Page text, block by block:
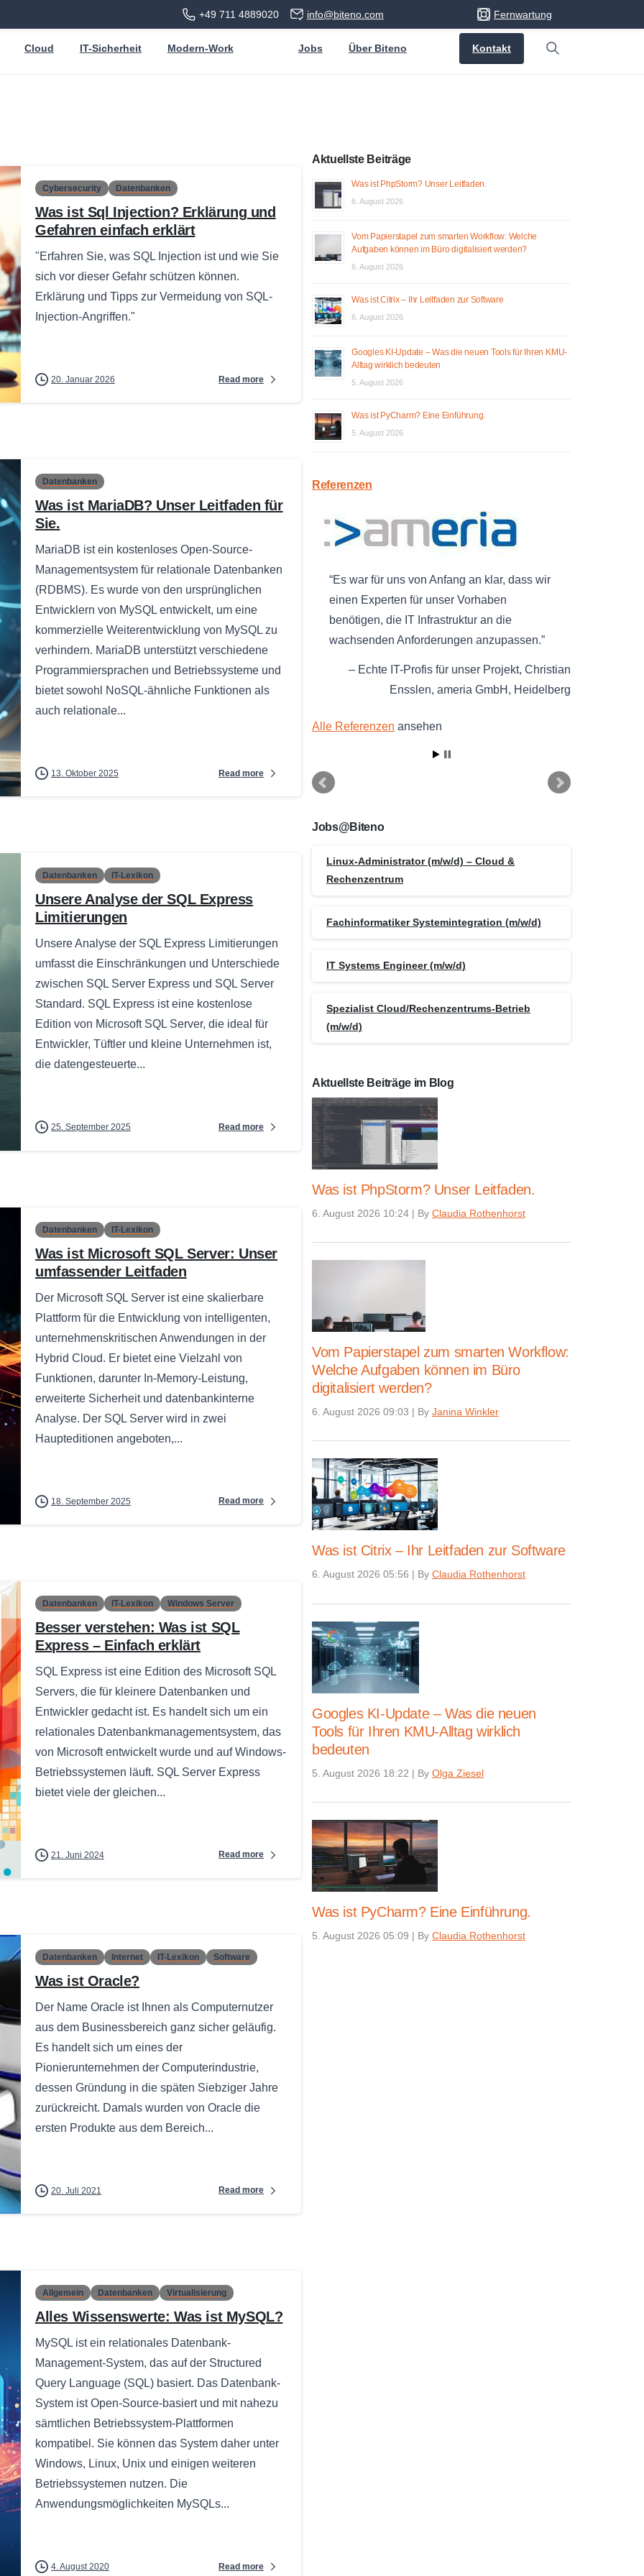
+49 711 4889020 info@biteno.com Fernwartung
Cloud IT-Sicherheit Modern-Work Jobs Über Biteno Kontakt
Search
Cybersecurity Datenbanken
Was ist Sql Injection? Erklärung und
Gefahren einfach erklärt
"Erfahren Sie, was SQL Injection ist und wie Sie
sich vor dieser Gefahr schützen können.
Erklärung und Tipps zur Vermeidung von SQL-
Injection-Angriffen."
20. Januar 2026 Read more
Datenbanken
Was ist MariaDB? Unser Leitfaden für
Sie.
MariaDB ist ein kostenloses Open-Source-
Managementsystem für relationale Datenbanken
(RDBMS). Es wurde von den ursprünglichen
Entwicklern von MySQL entwickelt, um eine
kommerzielle Weiterentwicklung von MySQL zu
verhindern. MariaDB unterstützt verschiedene
Programmiersprachen und Betriebssysteme und
bietet sowohl NoSQL-ähnliche Funktionen als
auch relationale...
13. Oktober 2025 Read more
Datenbanken IT-Lexikon
Unsere Analyse der SQL Express
Limitierungen
Unsere Analyse der SQL Express Limitierungen
umfasst die Einschränkungen und Unterschiede
zwischen SQL Server Express und SQL Server
Standard. SQL Express ist eine kostenlose
Edition von Microsoft SQL Server, die ideal für
Entwickler, Tüftler und kleine Unternehmen ist,
die datengesteuerte...
25. September 2025 Read more
Datenbanken IT-Lexikon
Was ist Microsoft SQL Server: Unser
umfassender Leitfaden
Der Microsoft SQL Server ist eine skalierbare
Plattform für die Entwicklung von intelligenten,
unternehmenskritischen Anwendungen in der
Hybrid Cloud. Er bietet eine Vielzahl von
Funktionen, darunter In-Memory-Leistung,
erweiterte Sicherheit und datenbankinterne
Analyse. Der SQL Server wird in zwei
Haupteditionen angeboten,...
18. September 2025 Read more
Datenbanken IT-Lexikon Windows Server
Besser verstehen: Was ist SQL
Express – Einfach erklärt
SQL Express ist eine Edition des Microsoft SQL
Servers, die für kleinere Datenbanken und
Entwickler gedacht ist. Es handelt sich um ein
relationales Datenbankmanagementsystem, das
von Microsoft entwickelt wurde und auf Windows-
Betriebssystemen läuft. SQL Server Express
bietet viele der gleichen...
21. Juni 2024 Read more
Datenbanken Internet IT-Lexikon Software
Was ist Oracle?
Der Name Oracle ist Ihnen als Computernutzer
aus dem Businessbereich ganz sicher geläufig.
Es handelt sich um eines der
Pionierunternehmen der Computerindustrie,
dessen Gründung in die späten Siebziger Jahre
zurückreicht. Damals wurden von Oracle die
ersten Produkte aus dem Bereich...
20. Juli 2021 Read more
Allgemein Datenbanken Virtualisierung
Alles Wissenswerte: Was ist MySQL?
MySQL ist ein relationales Datenbank-
Management-System, das auf der Structured
Query Language (SQL) basiert. Das Datenbank-
System ist Open-Source-basiert und mit nahezu
sämtlichen Betriebssystem-Plattformen
kompatibel. Sie können das System daher unter
Windows, Linux, Unix und einigen weiteren
Betriebssystemen nutzen. Die
Anwendungsmöglichkeiten MySQLs...
4. August 2020 Read more
Aktuellste Beiträge
Was ist PhpStorm? Unser Leitfaden.
6. August 2026
Vom Papierstapel zum smarten Workflow: Welche
Aufgaben können im Büro digitalisiert werden?
6. August 2026
Was ist Citrix – Ihr Leitfaden zur Software
6. August 2026
Googles KI-Update – Was die neuen Tools für Ihren KMU-
Alltag wirklich bedeuten
5. August 2026
Was ist PyCharm? Eine Einführung.
5. August 2026
Referenzen
Es war für uns von Anfang an klar, dass wir
einen Experten für unser Vorhaben
benötigen, die IT Infrastruktur an die
wachsenden Anforderungen anzupassen.
Echte IT-Profis für unser Projekt Christian
Ensslen ameria GmbH Heidelberg
Alle Referenzen ansehen
Jobs@Biteno
Linux-Administrator (m/w/d) – Cloud &
Rechenzentrum
Fachinformatiker Systemintegration (m/w/d)
IT Systems Engineer (m/w/d)
Spezialist Cloud/Rechenzentrums-Betrieb
(m/w/d)
Aktuellste Beiträge im Blog
Was ist PhpStorm? Unser Leitfaden.
6. August 2026 10:24 | By Claudia Rothenhorst
Vom Papierstapel zum smarten Workflow:
Welche Aufgaben können im Büro
digitalisiert werden?
6. August 2026 09:03 | By Janina Winkler
Was ist Citrix – Ihr Leitfaden zur Software
6. August 2026 05:56 | By Claudia Rothenhorst
Googles KI-Update – Was die neuen
Tools für Ihren KMU-Alltag wirklich
bedeuten
5. August 2026 18:22 | By Olga Ziesel
Was ist PyCharm? Eine Einführung.
5. August 2026 05:09 | By Claudia Rothenhorst